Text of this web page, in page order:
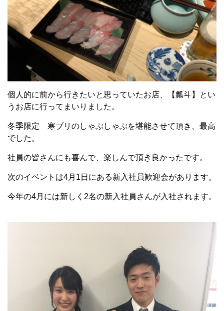
個人的に前から行きたいと思っていたお店、【瓢斗】とい
うお店に行ってまいりました。
冬季限定 寒ブリのしゃぶしゃぶを堪能させて頂き、最高
でした。
社員の皆さんにも喜んで、楽しんで頂き良かったです。
次のイベントは4月1日にある新入社員歓迎会があります。
今年の4月には新しく2名の新入社員さんが入社されます。